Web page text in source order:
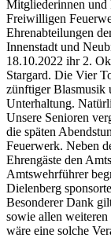
Mitgliederinnen und
Freiwilligen
Ehrenabteilungen
Innenstadt und
18.10.2022 ihr 2.
Stargard. Die Vier
zünftiger Blasmusik
Unterhaltung.
Unsere Senioren
die späten
Feuerwerk. Neben
Ehrengäste den
Amtswehrführer
Dielenberg
Besonderer Dank
sowie allen
wäre eine solche